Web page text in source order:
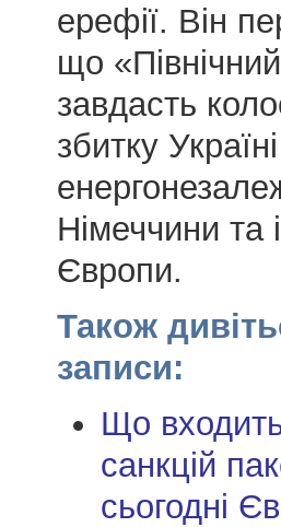
ерефії. Він
що
завдасть
збитку
Німеччини та
Європи.
Також
записи:
Що
санкцій
сьогодні